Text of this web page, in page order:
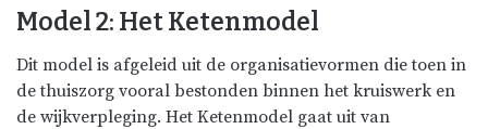
Model 2: Het Ketenmodel
Dit model is afgeleid uit de organisatievormen die toen in
de thuiszorg vooral bestonden binnen het kruiswerk en
de wijkverpleging. Het Ketenmodel gaat uit van